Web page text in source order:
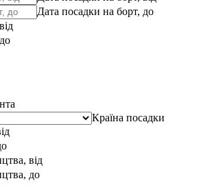
Дата посадки на борт, до
Країна посадки
від
до